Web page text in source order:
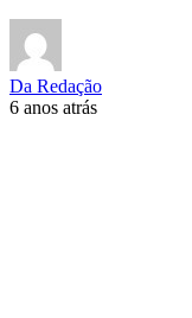
Da Redação
6 anos atrás